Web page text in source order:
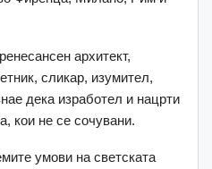
архитект,
сликар, изумител,
дека изработел и нацрти
кои не се сочувани.
умови на светската